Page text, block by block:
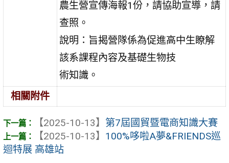
農生營宣傳海報1份，請協助宣導，請
查照。
說明：旨揭營隊係為促進高中生瞭解
該系課程內容及基礎生物技
術知識。
相關附件
【2025-10-13】 第7屆國貿暨電商知識大賽
【2025-10-13】 100%哆啦A夢&FRIENDS巡
迴特展 高雄站